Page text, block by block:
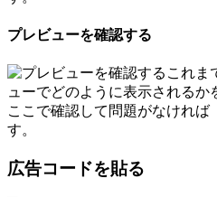
プレビューを確認する
これま
ューでどのように表示されるか
ここで確認して問題がなければ
す。
広告コードを貼る